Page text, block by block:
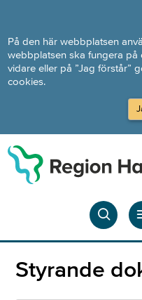
På den här webbplatsen
webbplatsen ska fungera på
vidare eller på ”Jag förstår”
cookies.
Styrande